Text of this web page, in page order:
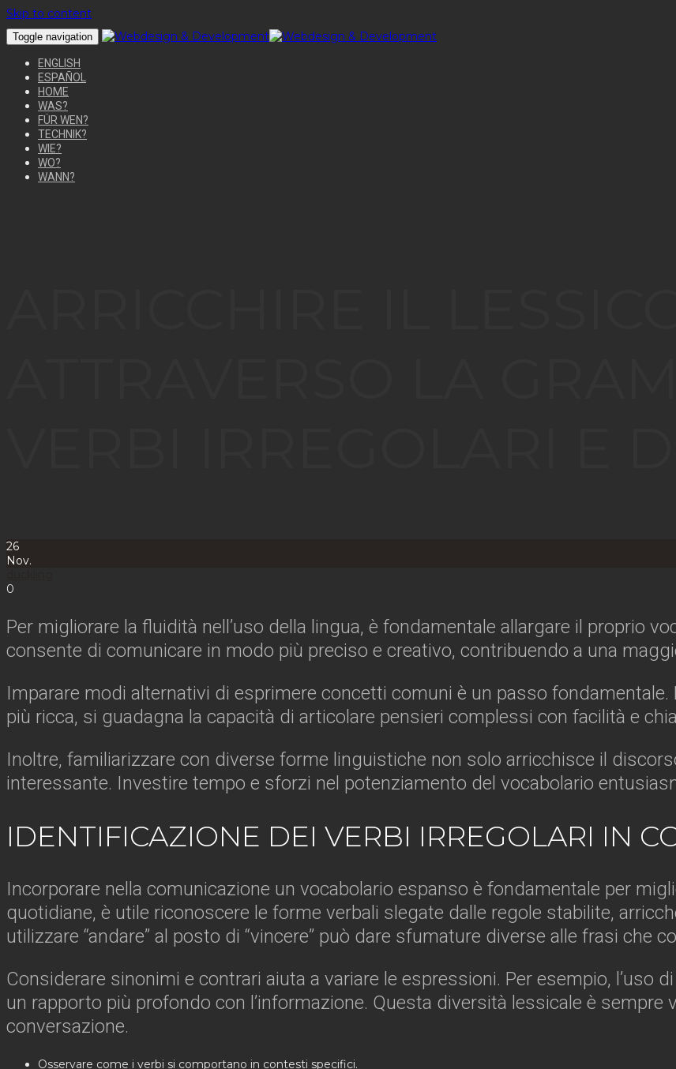
Skip to content
Toggle navigation
ENGLISH
ESPAÑOL
HOME
WAS?
FÜR WEN?
TECHNIK?
WIE?
WO?
WANN?
26
Nov.
0
Per migliorare la fluidità nell’uso della lingua, è fondamentale allargare il proprio
consente di comunicare in modo più preciso e creativo, contribuendo a una
Imparare modi alternativi di esprimere concetti comuni è un passo
più ricca, si guadagna la capacità di articolare pensieri complessi con facilità e
Inoltre, familiarizzare con diverse forme linguistiche non solo arricchisce il
interessante. Investire tempo e sforzi nel potenziamento del vocabolario
IDENTIFICAZIONE DEI VERBI IRREGOLARI IN
Incorporare nella comunicazione un vocabolario espanso è fondamentale per
quotidiane, è utile riconoscere le forme verbali slegate dalle regole stabilite,
utilizzare “andare” al posto di “vincere” può dare sfumature diverse alle frasi che
Considerare sinonimi e contrari aiuta a variare le espressioni. Per esempio, l’uso
un rapporto più profondo con l’informazione. Questa diversità lessicale è sempre
conversazione.
Osservare come i verbi si comportano in contesti specifici.